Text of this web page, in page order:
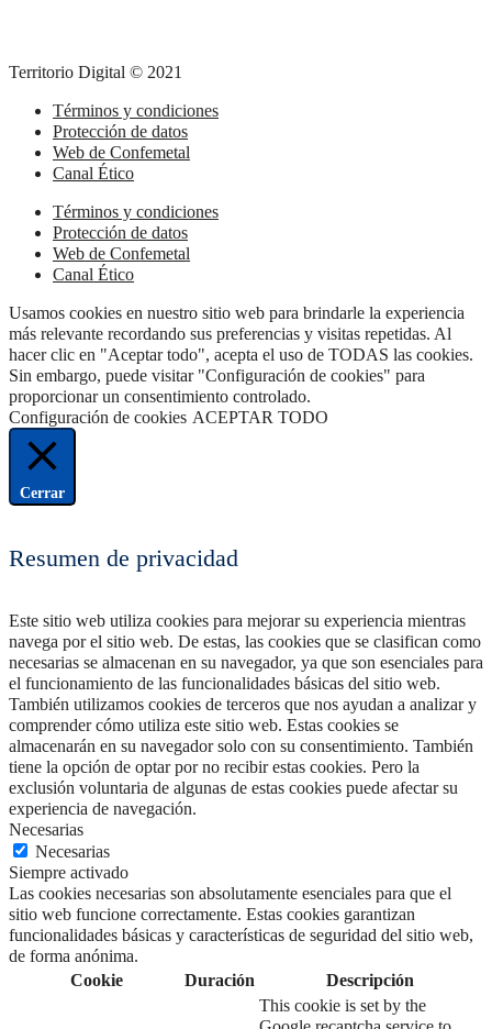
Territorio Digital © 2021
Términos y condiciones
Protección de datos
Web de Confemetal
Canal Ético
Términos y condiciones
Protección de datos
Web de Confemetal
Canal Ético
Usamos cookies en nuestro sitio web para brindarle la experiencia
más relevante recordando sus preferencias y visitas repetidas. Al
hacer clic en "Aceptar todo", acepta el uso de TODAS las cookies.
Sin embargo, puede visitar "Configuración de cookies" para
proporcionar un consentimiento controlado.
Configuración de cookies ACEPTAR TODO
Cerrar
Resumen de privacidad
Este sitio web utiliza cookies para mejorar su experiencia mientras
navega por el sitio web. De estas, las cookies que se clasifican como
necesarias se almacenan en su navegador, ya que son esenciales para
el funcionamiento de las funcionalidades básicas del sitio web.
También utilizamos cookies de terceros que nos ayudan a analizar y
comprender cómo utiliza este sitio web. Estas cookies se
almacenarán en su navegador solo con su consentimiento. También
tiene la opción de optar por no recibir estas cookies. Pero la
exclusión voluntaria de algunas de estas cookies puede afectar su
experiencia de navegación.
Necesarias
Necesarias
Siempre activado
Las cookies necesarias son absolutamente esenciales para que el
sitio web funcione correctamente. Estas cookies garantizan
funcionalidades básicas y características de seguridad del sitio web,
de forma anónima.
Cookie
Duración Descripción
This cookie is set by the